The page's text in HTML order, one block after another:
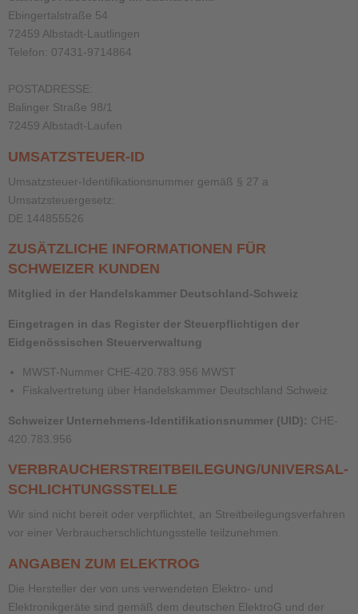
Ebingertalstraße 54
72459 Albstadt-Lautlingen
Telefon: 07431-9714864
POSTADRESSE:
Balinger Straße 98/1
72459 Albstadt-Laufen
UMSATZSTEUER-ID
Umsatzsteuer-Identifikationsnummer gemäß § 27 a
Umsatzsteuergesetz:
DE 144855526
ZUSÄTZLICHE INFORMATIONEN FÜR
SCHWEIZER KUNDEN
Mitglied in der Handelskammer Deutschland-Schweiz
Eingetragen in das Register der Steuerpflichtigen der
Eidgenössischen Steuerverwaltung
MWST-Nummer CHE-420.783.956 MWST
Fiskalvertretung über Handelskammer Deutschland Schweiz
Schweizer Unternehmens-Identifikationsnummer (UID): CHE-
420.783.956
VERBRAUCHER­STREIT­BEILEGUNG/UNIVERSAL­
SCHLICHTUNGS­STELLE
Wir sind nicht bereit oder verpflichtet, an Streitbeilegungsverfahren
vor einer Verbraucherschlichtungsstelle teilzunehmen.
ANGABEN ZUM ELEKTROG
Die Hersteller der von uns verwendeten Elektro- und
Elektronikgeräte sind gemäß dem deutschen ElektroG und der